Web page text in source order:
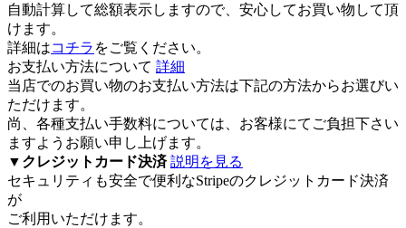
自動計算して総額表示しますので、安心してお買い物して頂
けます。
詳細はコチラ をご覧ください。
お支払い方法について 詳細
当店でのお買い物のお支払い方法は下記の方法からお選びい
ただけます。
尚、各種支払い手数料については、お客様にてご負担下さい
ますようお願い申し上げます。
▼ クレジットカード決済 説明を見る
セキュリティも安全で便利なStripeのクレジットカード決済
が
ご利用いただけます。